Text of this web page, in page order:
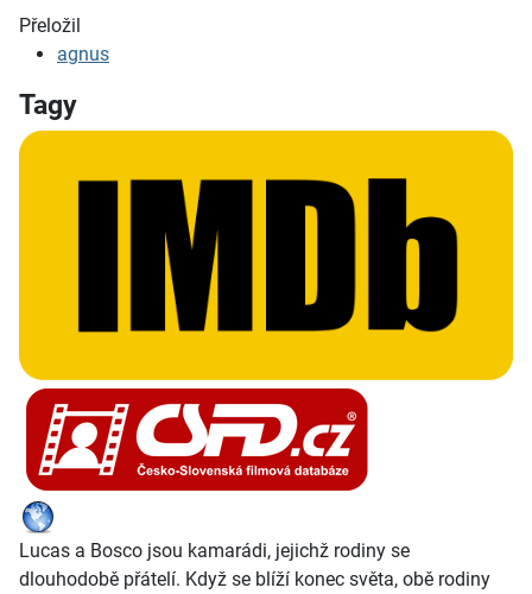
Přeložil
agnus
Tagy
Lucas a Bosco jsou kamarádi, jejichž rodiny se
dlouhodobě přátelí. Když se blíží konec světa, obě rodiny